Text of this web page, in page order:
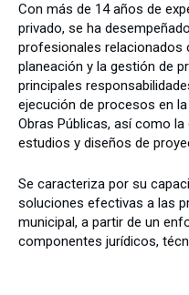
Con más de 14 años de
privado, se ha
profesionales relacionados
planeación y la gestión de
principales
ejecución de procesos en
Obras Públicas, así como
estudios y diseños de
Se caracteriza por su
soluciones efectivas a las
municipal, a partir de un
componentes jurídicos,